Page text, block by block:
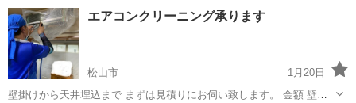
愛媛 西条市 壬生川駅 エアコン掃除
エアコンクリーニング承ります
松山市
1月20日
壁掛けから天井埋込まで まずは見積りにお伺い致します。 金額 壁掛